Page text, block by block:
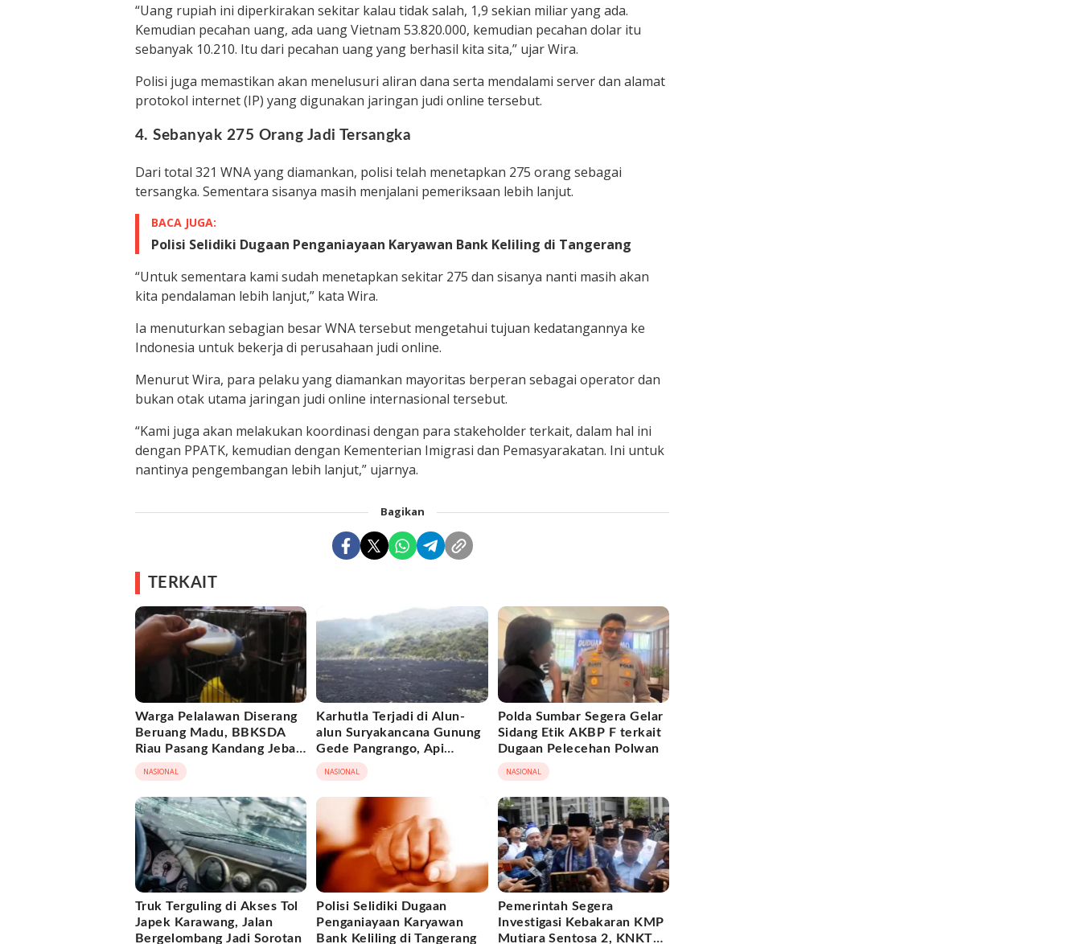
“Uang rupiah ini diperkirakan sekitar kalau tidak salah, 1,9 sekian miliar yang ada.
Kemudian pecahan uang, ada uang Vietnam 53.820.000, kemudian pecahan dolar itu
sebanyak 10.210. Itu dari pecahan uang yang berhasil kita sita,” ujar Wira.
Polisi juga memastikan akan menelusuri aliran dana serta mendalami server dan alamat
protokol internet (IP) yang digunakan jaringan judi online tersebut.
4. Sebanyak 275 Orang Jadi Tersangka
Dari total 321 WNA yang diamankan, polisi telah menetapkan 275 orang sebagai
tersangka. Sementara sisanya masih menjalani pemeriksaan lebih lanjut.
BACA JUGA:
Polisi Selidiki Dugaan Penganiayaan Karyawan Bank Keliling di Tangerang
“Untuk sementara kami sudah menetapkan sekitar 275 dan sisanya nanti masih akan
kita pendalaman lebih lanjut,” kata Wira.
Ia menuturkan sebagian besar WNA tersebut mengetahui tujuan kedatangannya ke
Indonesia untuk bekerja di perusahaan judi online.
Menurut Wira, para pelaku yang diamankan mayoritas berperan sebagai operator dan
bukan otak utama jaringan judi online internasional tersebut.
“Kami juga akan melakukan koordinasi dengan para stakeholder terkait, dalam hal ini
dengan PPATK, kemudian dengan Kementerian Imigrasi dan Pemasyarakatan. Ini untuk
nantinya pengembangan lebih lanjut,” ujarnya.
Bagikan
TERKAIT
Warga Pelalawan Diserang
Beruang Madu, BBKSDA
Riau Pasang Kandang Jebak
di Lokasi Kejadian
NASIONAL
Karhutla Terjadi di Alun-
alun Suryakancana Gunung
Gede Pangrango, Api
Berhasil Dipadamka
NASIONAL
Polda Sumbar Segera Gelar
Sidang Etik AKBP F terkait
Dugaan Pelecehan Polwan
NASIONAL
Truk Terguling di Akses Tol
Japek Karawang, Jalan
Bergelombang Jadi Sorotan
Polisi Selidiki Dugaan
Penganiayaan Karyawan
Bank Keliling di Tangerang
Pemerintah Segera
Investigasi Kebakaran KMP
Mutiara Sentosa 2, KNKT